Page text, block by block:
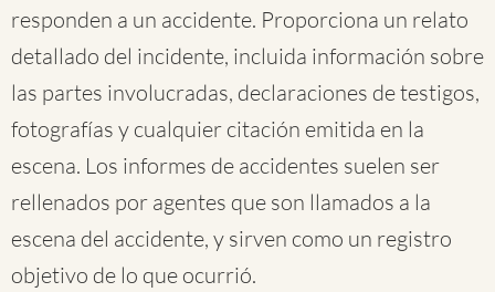
responden a un accidente. Proporciona un relato
detallado del incidente, incluida información sobre
las partes involucradas, declaraciones de testigos,
fotografías y cualquier citación emitida en la
escena. Los informes de accidentes suelen ser
rellenados por agentes que son llamados a la
escena del accidente, y sirven como un registro
objetivo de lo que ocurrió.